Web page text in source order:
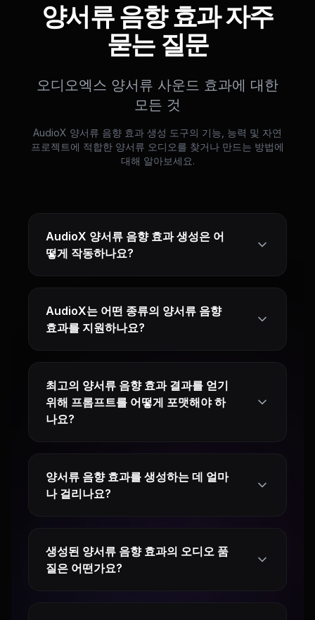
양서류 음향 효과 자주
묻는 질문
오디오엑스 양서류 사운드 효과에 대한
모든 것
AudioX 양서류 음향 효과 생성 도구의 기능, 능력 및 자연
프로젝트에 적합한 양서류 오디오를 찾거나 만드는 방법에
대해 알아보세요.
AudioX 양서류 음향 효과 생성은 어
떻게 작동하나요?
AudioX는 어떤 종류의 양서류 음향
효과를 지원하나요?
최고의 양서류 음향 효과 결과를 얻기
위해 프롬프트를 어떻게 포맷해야 하
나요?
양서류 음향 효과를 생성하는 데 얼마
나 걸리나요?
생성된 양서류 음향 효과의 오디오 품
질은 어떤가요?